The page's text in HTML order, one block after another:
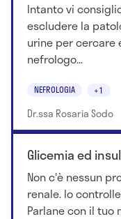
Intanto vi
escludere la
urine per cercare
nefrologo...
NEFROLOGIA +1
Dr.ssa Rosaria Sodo
Glicemia ed
Non c'è nessun
renale. Io
Parlane con il tuo